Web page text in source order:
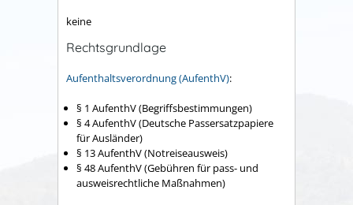
keine
Rechtsgrundlage
Aufenthaltsverordnung (AufenthV):
§ 1 AufenthV (Begriffsbestimmungen)
§ 4 AufenthV (Deutsche Passersatzpapiere
für Ausländer)
§ 13 AufenthV (Notreiseausweis)
§ 48 AufenthV (Gebühren für pass- und
ausweisrechtliche Maßnahmen)